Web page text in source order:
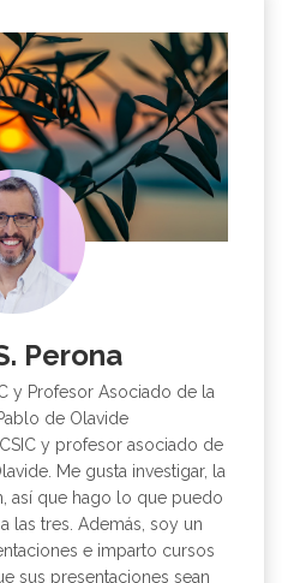
Perona
y Profesor Asociado de la
de Olavide
y profesor asociado de
Me gusta investigar, la
así que hago lo que puedo
las tres. Además, soy un
e imparto cursos
sus presentaciones sean